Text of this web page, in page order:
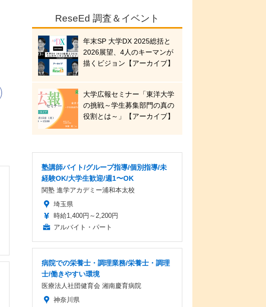
ReseEd 調査＆イベント
年末SP 大学DX 2025総括と
2026展望、4人のキーマンが
描くビジョン【アーカイブ】
大学広報セミナー「東洋大学
の挑戦～学生募集部門の真の
役割とは～」【アーカイブ】
塾講師バイト/グループ指導/個別指導/未
経験OK/大学生歓迎/週1〜OK
関塾 進学アカデミー浦和本太校
埼玉県
時給1,400円～2,200円
アルバイト・パート
病院での栄養士・調理業務/栄養士・調理
士/働きやすい環境
医療法人社団健育会 湘南慶育病院
神奈川県